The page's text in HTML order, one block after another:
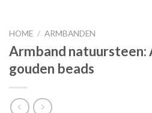
HOME / ARMBANDEN
Armband
gouden beads